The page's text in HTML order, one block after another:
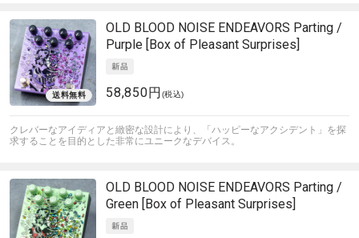
OLD BLOOD NOISE ENDEAVORS Parting /
Purple [Box of Pleasant Surprises]
58,850円 (税込)
クレバーなアイディアと緻密な設計により、「ハッピーなアクシデント」を探
求することを目的とした非常にユニークなデバイス。
OLD BLOOD NOISE ENDEAVORS Parting /
Green [Box of Pleasant Surprises]